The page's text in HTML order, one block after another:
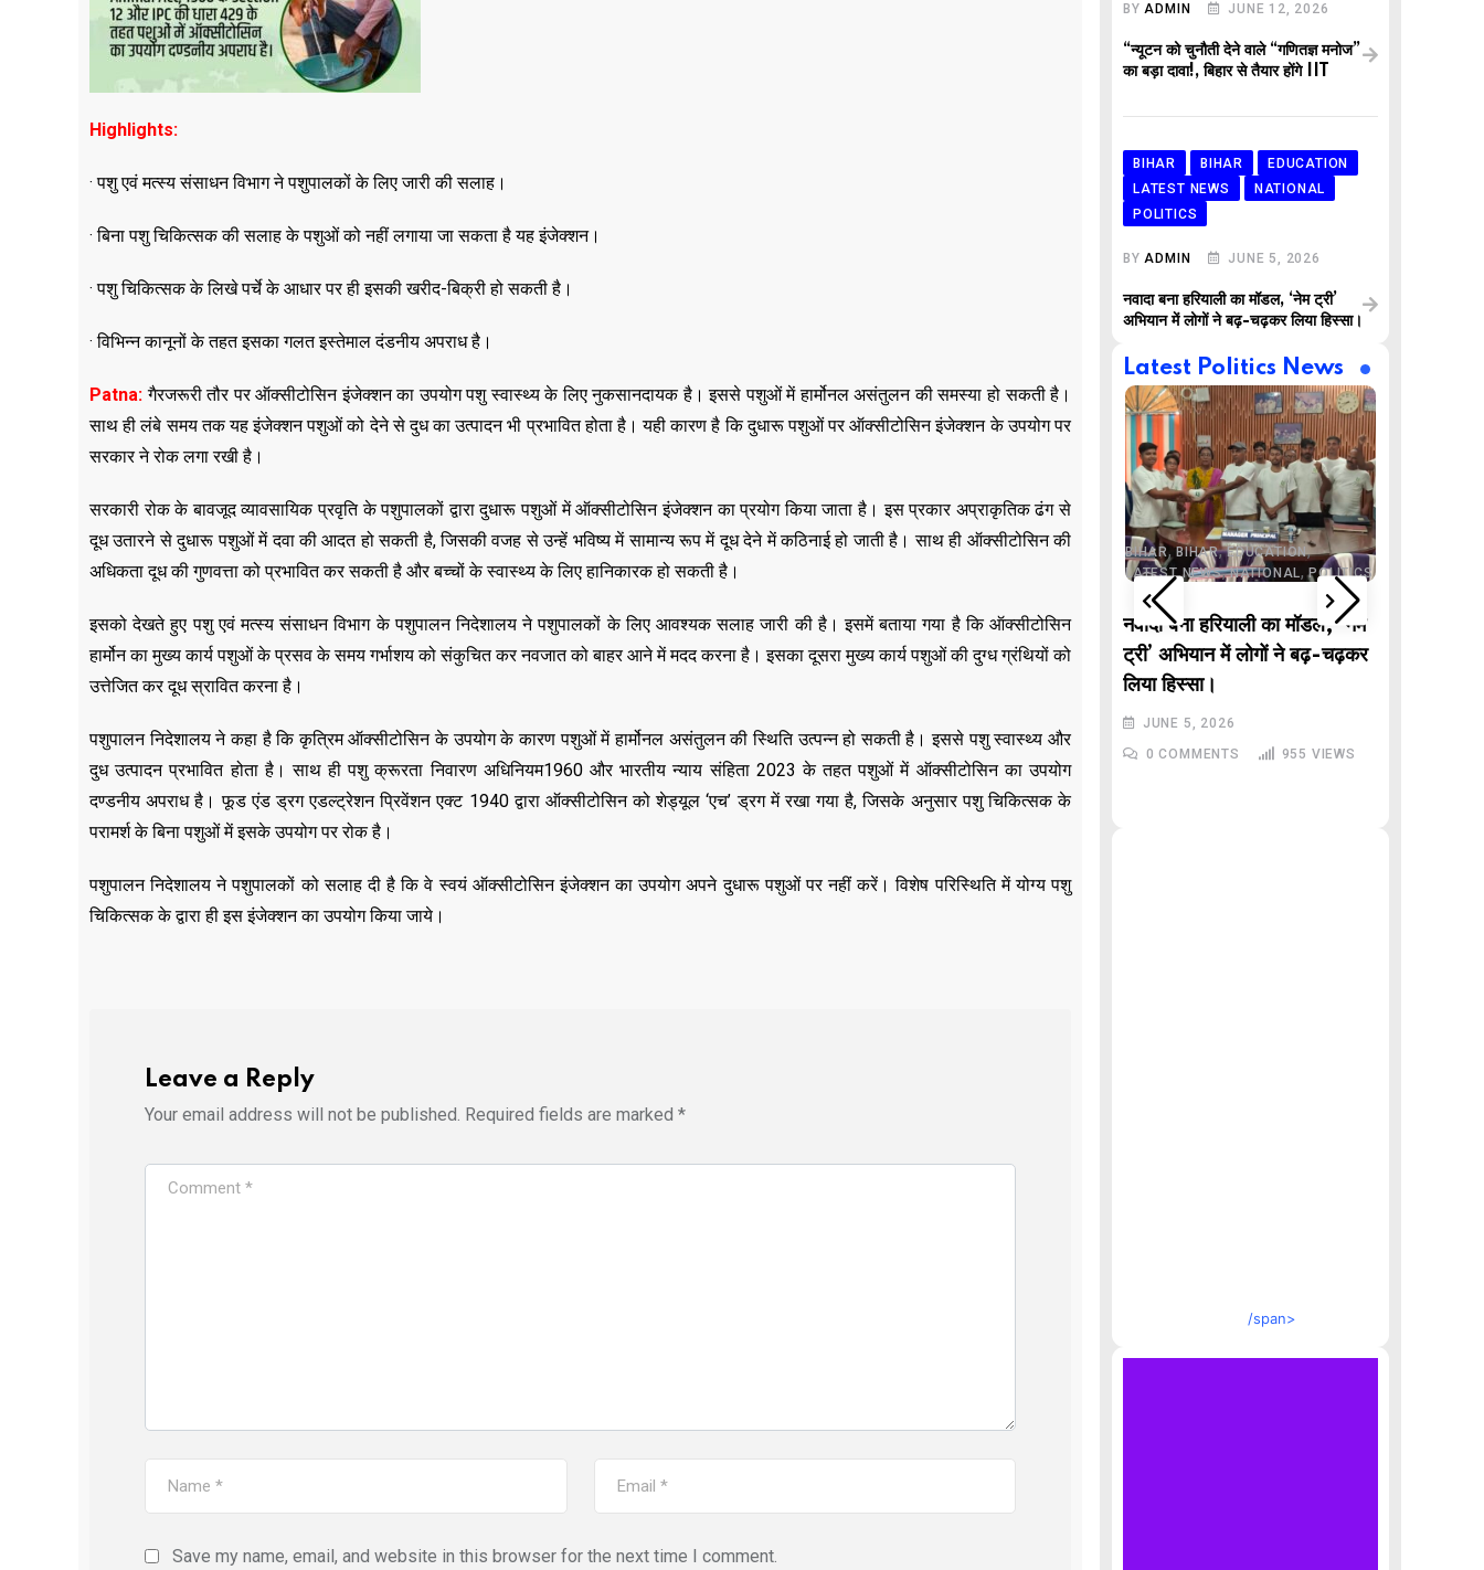
Highlights:
· पशु एवं मत्स्य संसाधन विभाग ने पशुपालकों के लिए जारी की सलाह।
· बिना पशु चिकित्सक की सलाह के पशुओं को नहीं लगाया जा सकता है यह इंजेक्शन।
· पशु चिकित्सक के लिखे पर्चे के आधार पर ही इसकी खरीद-बिक्री हो सकती है।
· विभिन्न कानूनों के तहत इसका गलत इस्तेमाल दंडनीय अपराध है।
Patna:गैरजरूरी तौर पर ऑक्सीटोसिन इंजेक्शन का उपयोग पशु स्वास्थ्य के लिए नुकसानदायक है। इससे पशुओं में हार्मोनल असंतुलन की समस्या हो सकती है।
साथ ही लंबे समय तक यह इंजेक्शन पशुओं को देने से दुध का उत्पादन भी प्रभावित होता है। यही कारण है कि दुधारू पशुओं पर ऑक्सीटोसिन इंजेक्शन के उपयोग पर
सरकार ने रोक लगा रखी है।
सरकारी रोक के बावजूद व्यावसायिक प्रवृति के पशुपालकों द्वारा दुधारू पशुओं में ऑक्सीटोसिन इंजेक्शन का प्रयोग किया जाता है। इस प्रकार अप्राकृतिक ढंग से
दूध उतारने से दुधारू पशुओं में दवा की आदत हो सकती है, जिसकी वजह से उन्हें भविष्य में सामान्य रूप में दूध देने में कठिनाई हो जाती है। साथ ही ऑक्सीटोसिन की
अधिकता दूध की गुणवत्ता को प्रभावित कर सकती है और बच्चों के स्वास्थ्य के लिए हानिकारक हो सकती है।
इसको देखते हुए पशु एवं मत्स्य संसाधन विभाग के पशुपालन निदेशालय ने पशुपालकों के लिए आवश्यक सलाह जारी की है। इसमें बताया गया है कि ऑक्सीटोसिन
हार्मोन का मुख्य कार्य पशुओं के प्रसव के समय गर्भाशय को संकुचित कर नवजात को बाहर आने में मदद करना है। इसका दूसरा मुख्य कार्य पशुओं की दुग्ध ग्रंथियों को
उत्तेजित कर दूध स्रावित करना है।
पशुपालन निदेशालय ने कहा है कि कृत्रिम ऑक्सीटोसिन के उपयोग के कारण पशुओं में हार्मोनल असंतुलन की स्थिति उत्पन्न हो सकती है। इससे पशु स्वास्थ्य और
दुध उत्पादन प्रभावित होता है। साथ ही पशु क्रूरता निवारण अधिनियम1960 और भारतीय न्याय संहिता 2023 के तहत पशुओं में ऑक्सीटोसिन का उपयोग
दण्डनीय अपराध है। फूड एंड ड्रग एडल्ट्रेशन प्रिवेंशन एक्ट 1940 द्वारा ऑक्सीटोसिन को शेड्यूल ‘एच’ ड्रग में रखा गया है, जिसके अनुसार पशु चिकित्सक के
परामर्श के बिना पशुओं में इसके उपयोग पर रोक है।
पशुपालन निदेशालय ने पशुपालकों को सलाह दी है कि वे स्वयं ऑक्सीटोसिन इंजेक्शन का उपयोग अपने दुधारू पशुओं पर नहीं करें। विशेष परिस्थिति में योग्य पशु
चिकित्सक के द्वारा ही इस इंजेक्शन का उपयोग किया जाये।
Leave a Reply
Your email address will not be published. Required fields are marked *
Save my name, email, and website in this browser for the next time I comment.
BYADMIN JUNE 12, 2026
“न्यूटन को चुनौती देने वाले “गणितज्ञ मनोज”
का बड़ा दावा!, बिहार से तैयार होंगे IIT
BIHAR BIHAR
EDUCATION
LATEST NEWS
NATIONAL
POLITICS
BYADMIN JUNE 5, 2026
नवादा बना हरियाली का मॉडल, ‘नेम ट्री’
अभियान में लोगों ने बढ़-चढ़कर लिया हिस्सा।
Latest Politics News
POLITICS
रेखा गुप्ता ने जताया दुख, PMO ने
JUNE 3, 2026
0COMMENTS 190VIEWS
DELHI,EDUCATION,JHARKHAND,
LATEST NEWS NATIONAL ,POLITICS
, TECHNOLOGY ,UTTAR PRADESH
“न्यूटन को चुनौती देने वाले “गणितज्ञ
मनोज” का बड़ा दावा!, बिहार से
COMMENTS
BIHAR,BIHAR,EDUCATION,
LATEST NEWS,NATIONAL,POLITICS
नवादा बना हरियाली का मॉडल, ‘नेम
ट्री’ अभियान में लोगों ने बढ़-चढ़कर
लिया हिस्सा।
JUNE 5, 2026
0 COMMENTS 955 VIEWS
/span>